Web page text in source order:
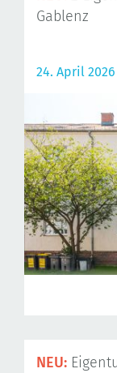
Gablenz
24. April 2026
NEU: